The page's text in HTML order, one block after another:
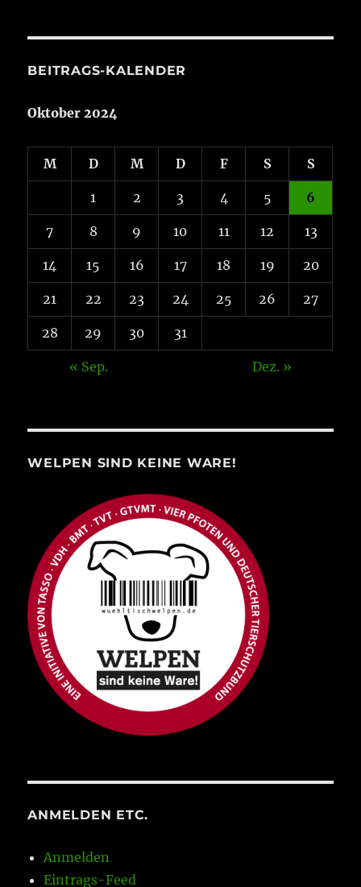
BEITRAGS-KALENDER
Oktober 2024
M D M D F S S
1 2 3 4 5 6
7 8 9 10 11 12 13
14 15 16 17 18 19 20
21 22 23 24 25 26 27
28 29 30 31
« Sep. Dez. »
WELPEN SIND KEINE WARE!
ANMELDEN ETC.
Anmelden
Eintrags-Feed